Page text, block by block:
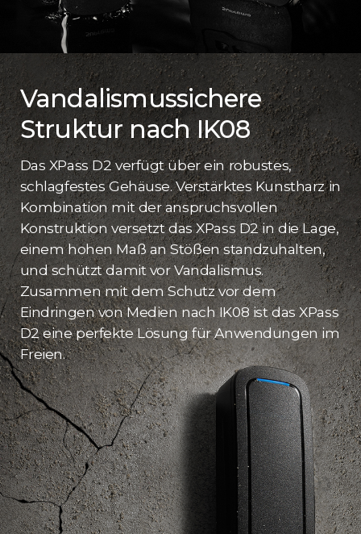
Vandalismussichere
Struktur nach IK08
Das XPass D2 verfügt über ein robustes,
schlagfestes Gehäuse. Verstärktes Kunstharz in
Kombination mit der anspruchsvollen
Konstruktion versetzt das XPass D2 in die Lage,
einem hohen Maß an Stößen standzuhalten,
und schützt damit vor Vandalismus.
Zusammen mit dem Schutz vor dem
Eindringen von Medien nach IK08 ist das XPass
D2 eine perfekte Lösung für Anwendungen im
Freien.